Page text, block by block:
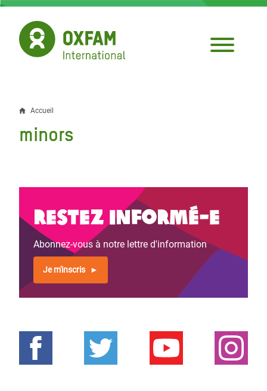
Aller
contenu
principal
Fil
d'Ariane
Accueil
minors
Restez informé-e
Abonnez-vous à notre lettre d'information
Je m'inscris